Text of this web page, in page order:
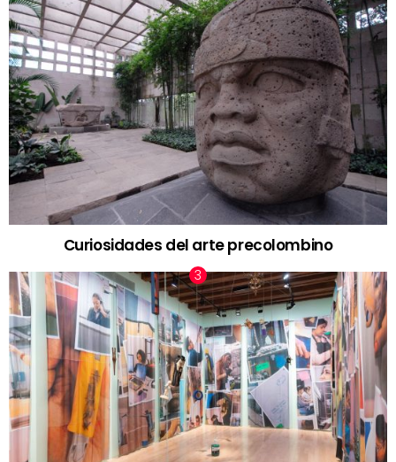
Curiosidades del arte precolombino